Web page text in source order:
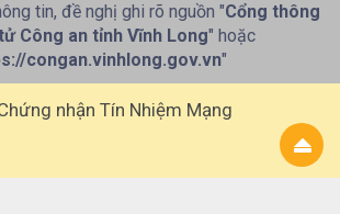
tin, đề nghị ghi rõ nguồn "Cổng thông
Công an tỉnh Vĩnh Long" hoặc
congan.vinhlong.gov.vn"